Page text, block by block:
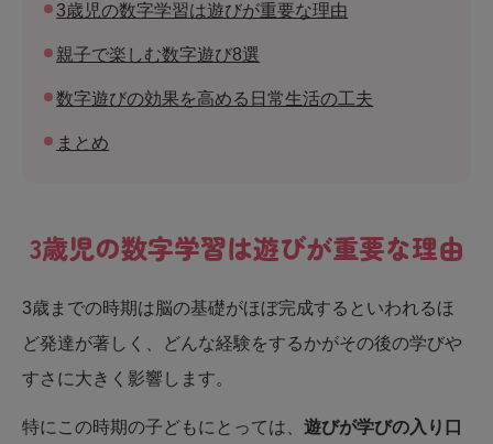
3歳児の数字学習は遊びが重要な理由
親子で楽しむ数字遊び8選
数字遊びの効果を高める日常生活の工夫
まとめ
3歳児の数字学習は遊びが重要な理由
3歳までの時期は脳の基礎がほぼ完成するといわれるほ
ど発達が著しく、どんな経験をするかがその後の学びや
すさに大きく影響します。
特にこの時期の子どもにとっては、 遊びが学びの入り口